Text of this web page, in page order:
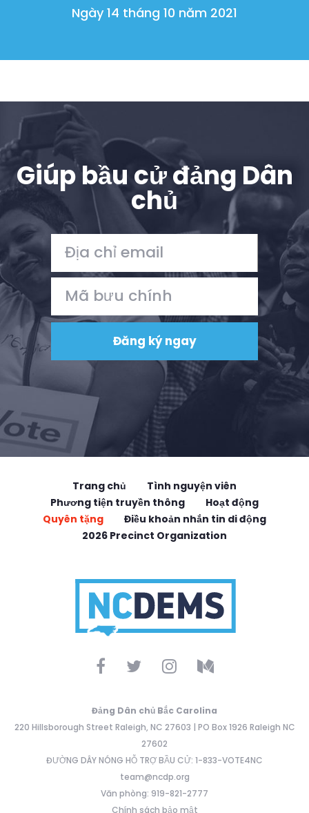
Ngày 14 tháng 10 năm 2021
Giúp bầu cử đảng Dân
chủ
Trang chủ
Tình nguyện viên
Phương tiện truyền thông
Hoạt động
Quyên tặng
Điều khoản nhắn tin di động
2026 Precinct Organization
Đảng Dân chủ Bắc Carolina
220 Hillsborough Street Raleigh, NC 27603 | PO Box 1926 Raleigh NC
27602
ĐƯỜNG DÂY NÓNG HỖ TRỢ BẦU CỬ: 1-833-VOTE4NC
team@ncdp.org
Văn phòng: 919-821-2777
Chính sách bảo mật